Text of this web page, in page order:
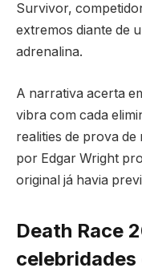
Survivor,
extremos diante de
adrenalina.
A narrativa acerta
vibra com cada
realities de prova de
por Edgar Wright
original já havia
Death Race